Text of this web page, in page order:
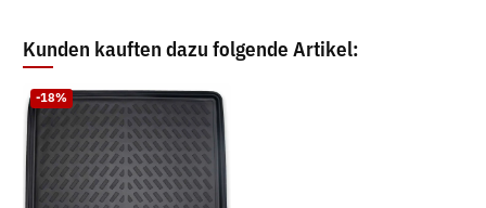
Kunden kauften dazu folgende Artikel:
-18%